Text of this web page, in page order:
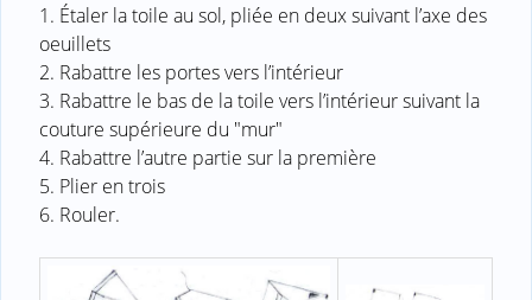
1. Étaler la toile au sol, pliée en deux suivant l’axe des
oeuillets
2. Rabattre les portes vers l’intérieur
3. Rabattre le bas de la toile vers l’intérieur suivant la
couture supérieure du "mur"
4. Rabattre l’autre partie sur la première
5. Plier en trois
6. Rouler.